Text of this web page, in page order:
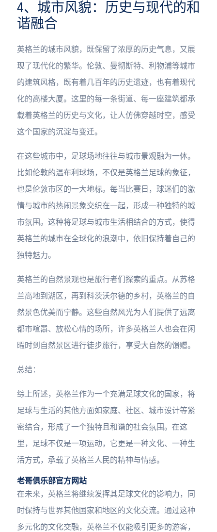
4、城市风貌：历史与现代的和
谐融合
英格兰的城市风貌，既保留了浓厚的历史气息，又展
现了现代化的繁华。伦敦、曼彻斯特、利物浦等城市
的建筑风格，既有着几百年的历史遗迹，也有着现代
化的高楼大厦。这里的每一条街道、每一座建筑都承
载着英格兰的历史与文化，让人仿佛穿越时空，感受
这个国家的沉淀与变迁。
在这些城市中，足球场地往往与城市景观融为一体。
比如伦敦的温布利球场，不仅是英格兰足球的象征，
也是伦敦市区的一大地标。每当比赛日，球迷们的激
情与城市的热闹景象交织在一起，形成一种独特的城
市氛围。这种将足球与城市生活相结合的方式，使得
英格兰的城市在全球化的浪潮中，依旧保持着自己的
独特魅力。
英格兰的自然景观也是旅行者们探索的重点。从苏格
兰高地到湖区，再到科茨沃尔德的乡村，英格兰的自
然景色优美而宁静。这些自然风光为人们提供了远离
都市喧嚣、放松心情的场所，许多英格兰人也会在闲
暇时到自然景区进行徒步旅行，享受大自然的馈赠。
总结：
综上所述，英格兰作为一个充满足球文化的国家，将
足球与生活的其他方面如家庭、社区、城市设计等紧
密结合，形成了一个独特且和谐的社会氛围。在这
里，足球不仅是一项运动，它更是一种文化、一种生
活方式，承载了英格兰人民的精神与情感。
老哥俱乐部官方网站
在未来，英格兰将继续发挥其足球文化的影响力，同
时保持与世界其他国家和地区的文化交流。通过这种
多元化的文化交融，英格兰不仅能吸引更多的游客，